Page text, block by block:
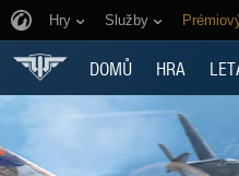
Hry Služby
DOMŮ HRA